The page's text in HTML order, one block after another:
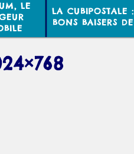
LE
LA CUBIPOSTALE :
BONS BAISERS DE